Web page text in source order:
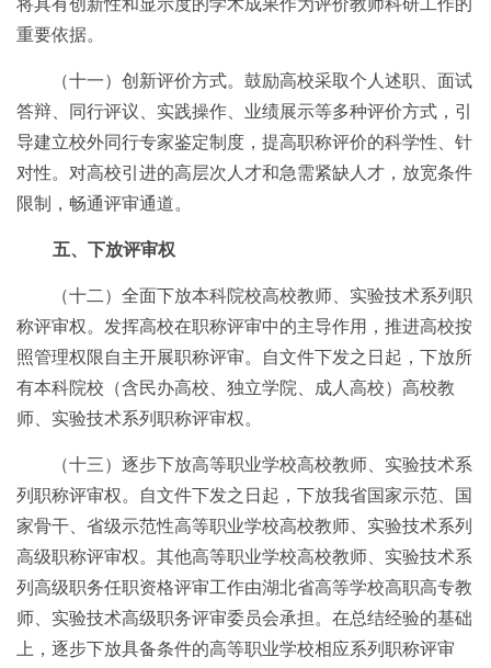
重要依据。
（十一）创新评价方式。鼓励高校采取个人述职、面试
答辩、同行评议、实践操作、业绩展示等多种评价方式，引
导建立校外同行专家鉴定制度，提高职称评价的科学性、针
对性。对高校引进的高层次人才和急需紧缺人才，放宽条件
限制，畅通评审通道。
五、下放评审权
（十二）全面下放本科院校高校教师、实验技术系列职
称评审权。发挥高校在职称评审中的主导作用，推进高校按
照管理权限自主开展职称评审。自文件下发之日起，下放所
有本科院校（含民办高校、独立学院、成人高校）高校教
师、实验技术系列职称评审权。
（十三）逐步下放高等职业学校高校教师、实验技术系
列职称评审权。自文件下发之日起，下放我省国家示范、国
家骨干、省级示范性高等职业学校高校教师、实验技术系列
高级职称评审权。其他高等职业学校高校教师、实验技术系
列高级职务任职资格评审工作由湖北省高等学校高职高专教
师、实验技术高级职务评审委员会承担。在总结经验的基础
上，逐步下放具备条件的高等职业学校相应系列职称评审